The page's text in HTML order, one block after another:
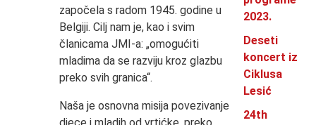
započela s radom 1945. godine u
Belgiji. Cilj nam je, kao i svim
članicama JMI-a: „omogućiti
mladima da se razviju kroz glazbu
preko svih granica“.
Naša je osnovna misija povezivanje
2023.
Deseti
koncert iz
Ciklusa
Lesić
24th